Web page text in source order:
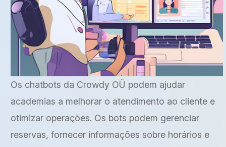
Os chatbots da Crowdy OÜ podem ajudar
academias a melhorar o atendimento ao cliente e
otimizar operações. Os bots podem gerenciar
reservas, fornecer informações sobre horários e